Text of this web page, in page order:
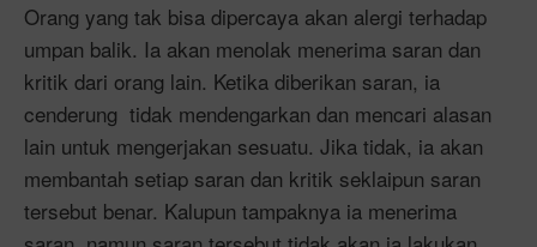
Orang yang tak bisa dipercaya akan alergi terhadap
umpan balik. Ia akan menolak menerima saran dan
kritik dari orang lain. Ketika diberikan saran, ia
cenderung tidak mendengarkan dan mencari alasan
lain untuk mengerjakan sesuatu. Jika tidak, ia akan
membantah setiap saran dan kritik seklaipun saran
tersebut benar. Kalupun tampaknya ia menerima